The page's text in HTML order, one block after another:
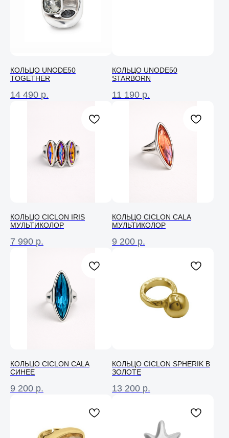
КОЛЬЦО UNODE50
TOGETHER
14 490 р.
КОЛЬЦО UNODE50
STARBORN
11 190 р.
КОЛЬЦО СICLON IRIS
МУЛЬТИКОЛОР
7 990 р.
КОЛЬЦО СICLON CALA
МУЛЬТИКОЛОР
9 200 р.
КОЛЬЦО СICLON CALA
СИНЕЕ
9 200 р.
КОЛЬЦО CICLON SPHERIK В
ЗОЛОТЕ
13 200 р.